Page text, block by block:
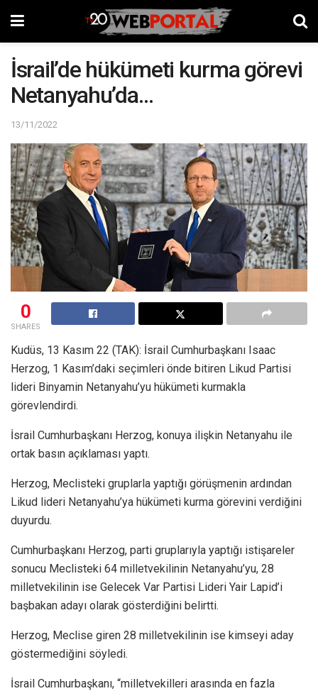
İsrail’de hükümeti kurma görevi
Netanyahu’da…
13/11/2022
0
SHARES
Kudüs, 13 Kasım 22 (TAK): İsrail Cumhurbaşkanı Isaac
Herzog, 1 Kasım’daki seçimleri önde bitiren Likud Partisi
lideri Binyamin Netanyahu’yu hükümeti kurmakla
görevlendirdi.
İsrail Cumhurbaşkanı Herzog, konuya ilişkin Netanyahu ile
ortak basın açıklaması yaptı.
Herzog, Meclisteki gruplarla yaptığı görüşmenin ardından
Likud lideri Netanyahu’ya hükümeti kurma görevini verdiğini
duyurdu.
Cumhurbaşkanı Herzog, parti gruplarıyla yaptığı istişareler
sonucu Meclisteki 64 milletvekilinin Netanyahu’yu, 28
milletvekilinin ise Gelecek Var Partisi Lideri Yair Lapid’i
başbakan adayı olarak gösterdiğini belirtti.
Herzog, Meclise giren 28 milletvekilinin ise kimseyi aday
göstermediğini söyledi.
İsrail Cumhurbaşkanı, “milletvekilleri arasında en fazla